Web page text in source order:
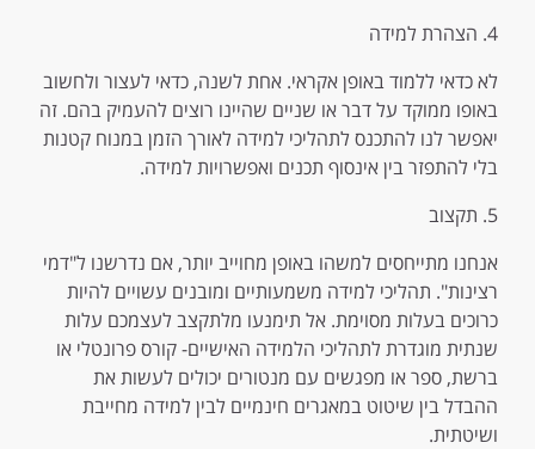
4. הצהרת למידה
לא כדאי ללמוד באופן אקראי. אחת לשנה, כדאי לעצור ולחשוב
באופו ממוקד על דבר או שניים שהיינו רוצים להעמיק בהם. זה
יאפשר לנו להתכנס לתהליכי למידה לאורך הזמן במנוח קטנות
בלי להתפזר בין אינסוף תכנים ואפשרויות למידה.
5. תקצוב
אנחנו מתייחסים למשהו באופן מחוייב יותר, אם נדרשנו ל"דמי
רצינות". תהליכי למידה משמעותיים ומובנים עשויים להיות
כרוכים בעלות מסוימת. אל תימנעו מלתקצב לעצמכם עלות
שנתית מוגדרת לתהליכי הלמידה האישיים- קורס פרונטלי או
ברשת, ספר או מפגשים עם מנטורים יכולים לעשות את
ההבדל בין שיטוט במאגרים חינמיים לבין למידה מחייבת
ושיטתית.